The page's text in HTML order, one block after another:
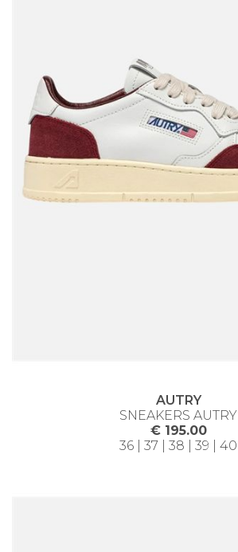
AUTRY
SNEAKERS AUTRY
€ 195.00
36 | 37 | 38 | 39 | 40